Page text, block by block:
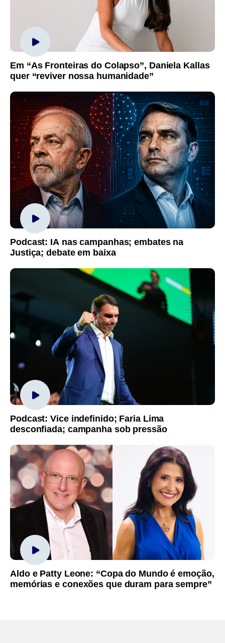
Em “As Fronteiras do Colapso”, Daniela Kallas
quer “reviver nossa humanidade”
Podcast: IA nas campanhas; embates na
Justiça; debate em baixa
Podcast: Vice indefinido; Faria Lima
desconfiada; campanha sob pressão
Aldo e Patty Leone: “Copa do Mundo é emoção,
memórias e conexões que duram para sempre”